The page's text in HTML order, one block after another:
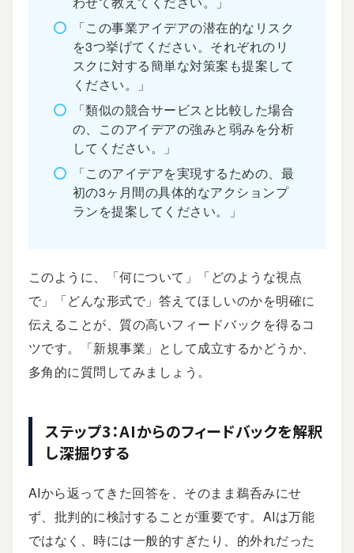
「この事業アイデアの潜在的なリスク
を3つ挙げてください。それぞれのリ
スクに対する簡単な対策案も提案して
ください。」
「類似の競合サービスと比較した場合
の、このアイデアの強みと弱みを分析
してください。」
「このアイデアを実現するための、最
初の3ヶ月間の具体的なアクションプ
ランを提案してください。」
このように、「何について」「どのような視点
で」「どんな形式で」答えてほしいのかを明確に
伝えることが、質の高いフィードバックを得るコ
ツです。「新規事業」として成立するかどうか、
多角的に質問してみましょう。
ステップ3：AIからのフィードバックを解釈
し深掘りする
AIから返ってきた回答を、そのまま鵜呑みにせ
ず、批判的に検討することが重要です。AIは万能
ではなく、時には一般的すぎたり、的外れだった